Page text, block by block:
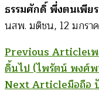
ธรรมศักดิ์ พึ่งตนเพียร
นสพ. มติชน, 12 มกรา
Post
Navigation
Previous Articleเ
ดิ้นไป (ไพรัตน์ พงศ์
Next Articleมือถือ